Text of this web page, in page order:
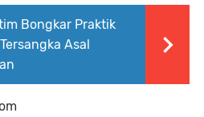
Bongkar Praktik
Asal